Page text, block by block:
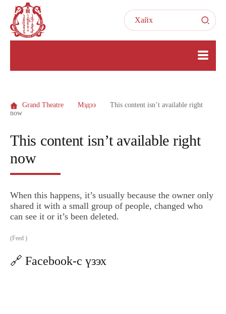
Grand Theatre Мэдээ
This content isn’t available right
now
This content isn’t available right
now
When this happens, it’s usually because the owner only
shared it with a small group of people, changed who
can see it or it’s been deleted.
(Feed )
🔗 Facebook-с үзэх